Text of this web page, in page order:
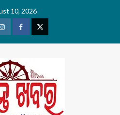
10, 2026
VimeoFacebookTwitter